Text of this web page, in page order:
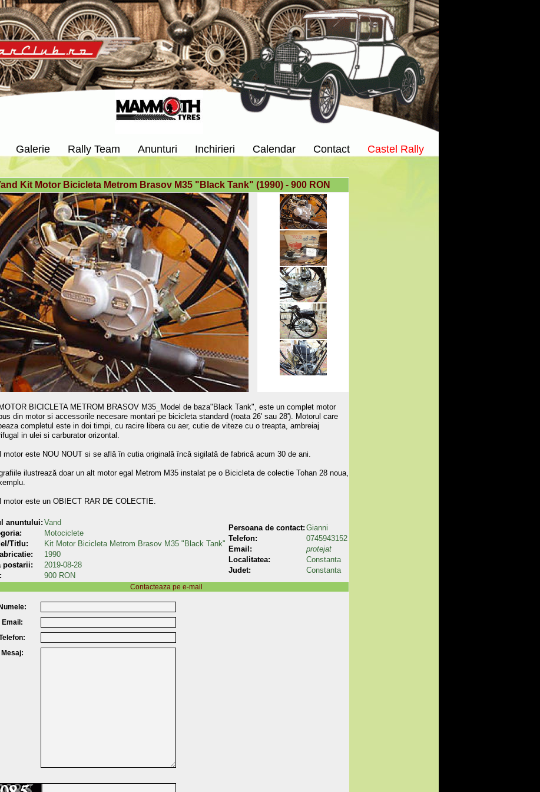
Galerie Rally Team Anunturi Inchirieri Calendar Contact Castel Rally
Kit Motor Bicicleta Metrom Brasov M35 "Black Tank" (1990) - 900 RON
BICICLETA METROM BRASOV M35_Model de baza"Black Tank", este un complet motor
din motor si accessorile necesare montari pe bicicleta standard (roata 26' sau 28'). Motorul care
completul este in doi timpi, cu racire libera cu aer, cutie de viteze cu o treapta, ambreiaj
in ulei si carburator orizontal.
motor este NOU NOUT si se află în cutia originală încă sigilată de fabrică acum 30 de ani.
ilustrează doar un alt motor egal Metrom M35 instalat pe o Bicicleta de colectie Tohan 28 noua,
motor este un OBIECT RAR DE COLECTIE.
anuntului:Vand
Motociclete
Titlu:
Kit Motor Bicicleta Metrom Brasov M35 "Black Tank"
1990
postarii:
2019-08-28
900 RON
Persoana de contact: Gianni
Telefon:
0745943152
Email:
protejat
Localitatea:
Constanta
Judet:
Constanta
Contacteaza pe e-mail
Numele:
Email:
Mesaj: